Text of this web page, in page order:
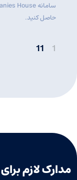
حاصل کنید.
11 1
مدارک لازم